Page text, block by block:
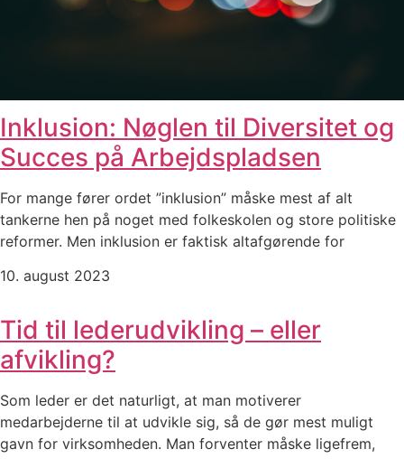
Inklusion: Nøglen til Diversitet og
Succes på Arbejdspladsen
For mange fører ordet ”inklusion” måske mest af alt
tankerne hen på noget med folkeskolen og store politiske
reformer. Men inklusion er faktisk altafgørende for
10. august 2023
Tid til lederudvikling – eller
afvikling?
Som leder er det naturligt, at man motiverer
medarbejderne til at udvikle sig, så de gør mest muligt
gavn for virksomheden. Man forventer måske ligefrem,